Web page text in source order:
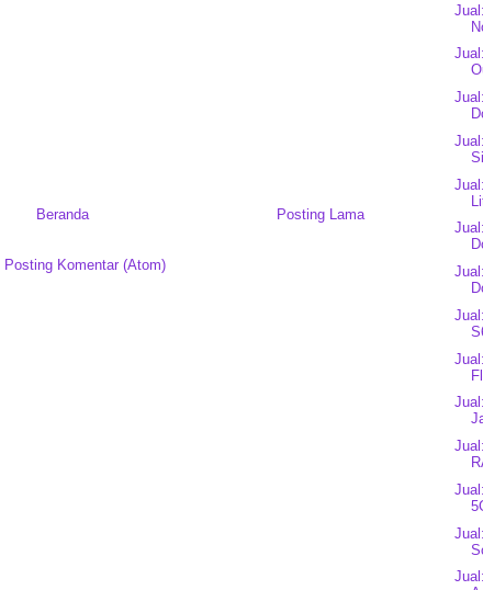
Posting Lama
Beranda
Posting Komentar (Atom)